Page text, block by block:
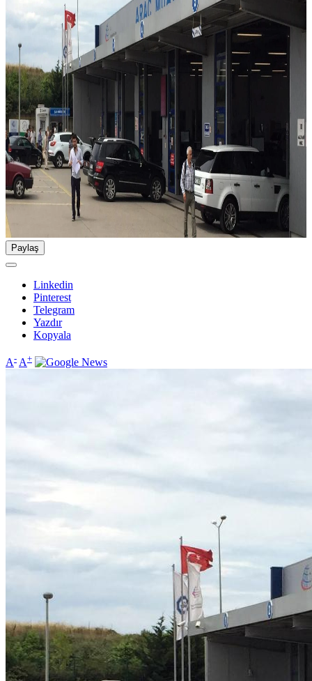
Paylaş
Linkedin
Pinterest
Telegram
Yazdır
Kopyala
A- A+